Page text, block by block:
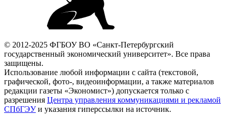
© 2012-2025 ФГБОУ ВО «Санкт-Петербургский
государственный экономический университет». Все права
защищены.
Использование любой информации с сайта (текстовой,
графической, фото-, видеоинформации, а также материалов
редакции газеты «Экономист») допускается только с
разрешения Центра управления коммуникациями и рекламой
СПбГЭУи указания гиперссылки на источник.